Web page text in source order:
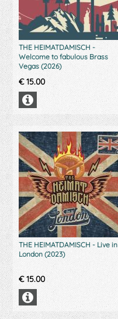
THE HEIMATDAMISCH -
Welcome to fabulous Brass
Vegas (2026)
€15.00
THE HEIMATDAMISCH - Live in
London (2023)
€15.00